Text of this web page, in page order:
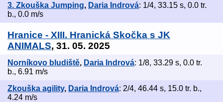
3. Zkouška Jumping, Daria Indrová: 1/4, 33.15 s, 0.0 tr.
b., 0.0 m/s
Hranice - XIII. Hranická Skočka s JK
ANIMALS, 31. 05. 2025
Norníkovo bludiště, Daria Indrová: 1/8, 33.29 s, 0.0 tr.
b., 6.91 m/s
Zkouška agility, Daria Indrová: 2/4, 46.44 s, 15.0 tr. b.,
4.24 m/s